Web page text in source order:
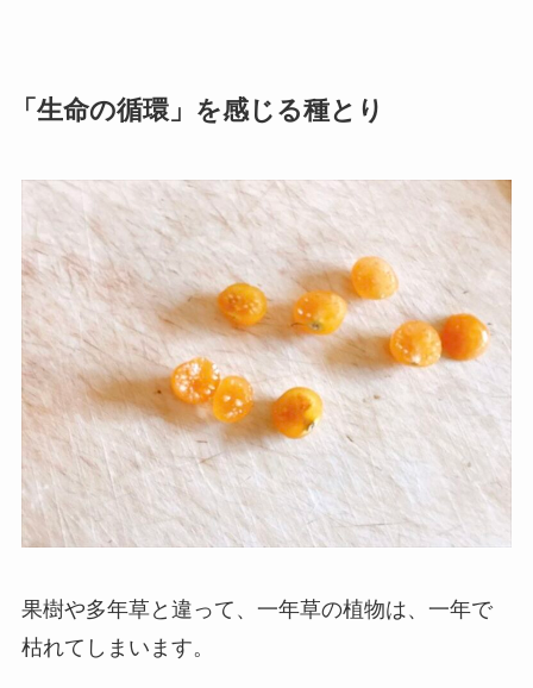
「生命の循環」を感じる種とり
果樹や多年草と違って、一年草の植物は、一年で
枯れてしまいます。